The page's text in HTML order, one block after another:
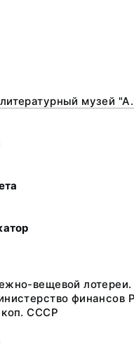
музей
вещевой лотереи.
финансов
СССР